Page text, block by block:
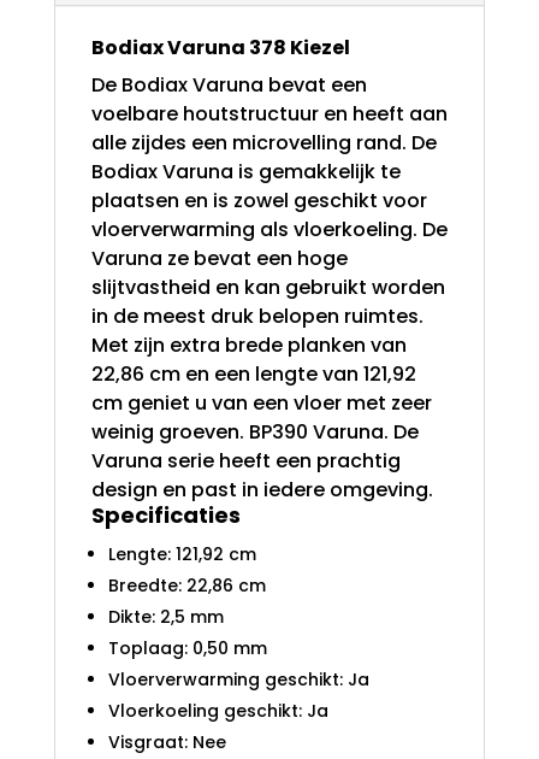
Bodiax Varuna 378 Kiezel
De Bodiax Varuna bevat een
voelbare houtstructuur en heeft aan
alle zijdes een microvelling rand. De
Bodiax Varuna is gemakkelijk te
plaatsen en is zowel geschikt voor
vloerverwarming als vloerkoeling. De
Varuna ze bevat een hoge
slijtvastheid en kan gebruikt worden
in de meest druk belopen ruimtes.
Met zijn extra brede planken van
22,86 cm en een lengte van 121,92
cm geniet u van een vloer met zeer
weinig groeven. BP390 Varuna. De
Varuna serie heeft een prachtig
design en past in iedere omgeving.
Specificaties
Lengte: 121,92 cm
Breedte: 22,86 cm
Dikte: 2,5 mm
Toplaag: 0,50 mm
Vloerverwarming geschikt: Ja
Vloerkoeling geschikt: Ja
Visgraat: Nee